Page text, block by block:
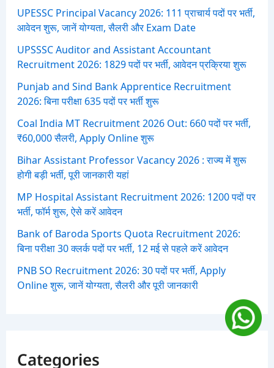
:UPESSC Principal Vacancy 2026: 111 प्राचार्य पदों पर भर्ती,
आवेदन शुरू, जानें योग्यता, सैलरी और Exam Date
UPSSSC Auditor and Assistant Accountant
Recruitment 2026: 1829 पदों पर भर्ती, आवेदन प्रक्रिया शुरू
Punjab and Sind Bank Apprentice Recruitment
2026: बिना परीक्षा 635 पदों पर भर्ती शुरू
Coal India MT Recruitment 2026 Out: 660 पदों पर भर्ती,
₹60,000 सैलरी, Apply Online शुरू
Bihar Assistant Professor Vacancy 2026 : राज्य में शुरू
होगी बड़ी भर्ती, पूरी जानकारी यहां
MP Hospital Assistant Recruitment 2026: 1200 पदों पर
भर्ती, फॉर्म शुरू, ऐसे करें आवेदन
Bank of Baroda Sports Quota Recruitment 2026:
बिना परीक्षा 30 क्लर्क पदों पर भर्ती, 12 मई से पहले करें आवेदन
PNB SO Recruitment 2026: 30 पदों पर भर्ती, Apply
Online शुरू, जानें योग्यता, सैलरी और पूरी जानकारी
Categories